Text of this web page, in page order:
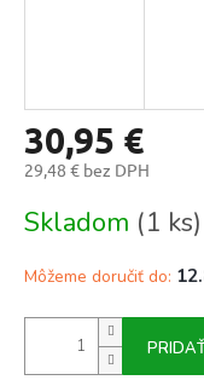
30,95 €
29,48 € bez DPH
cena:
Skladom (1 ks)
Môžeme doručiť do: